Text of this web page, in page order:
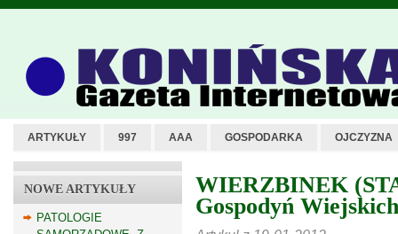
ARTYKUŁY 997 AAA GOSPODARKA OJCZYZNA
NOWE ARTYKUŁY
PATOLOGIE
WIERZBINEK
Gospodyń Wiejskich